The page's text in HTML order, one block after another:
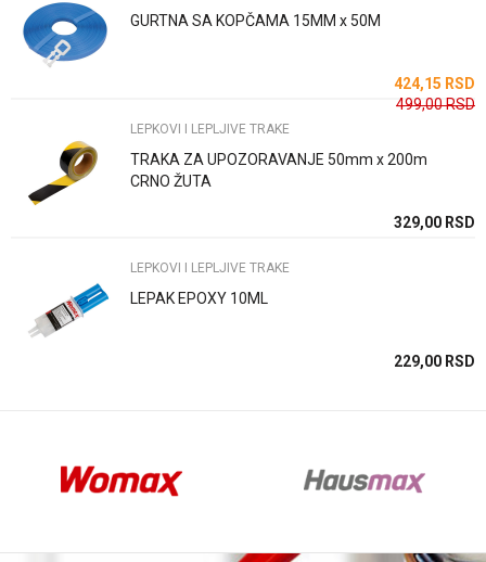
Poruka
Anti-spam zaštita - izračunajte koliko je 9 - 4 :
POŠALJI
GURTNA SA KOPČAMA 15MM x 50M
424,15 RSD
499,00RSD
LEPKOVI I LEPLJIVE TRAKE
TRAKA ZA UPOZORAVANJE 50mm x 200m
CRNO ŽUTA
329,00 RSD
LEPKOVI I LEPLJIVE TRAKE
LEPAK EPOXY 10ML
229,00 RSD